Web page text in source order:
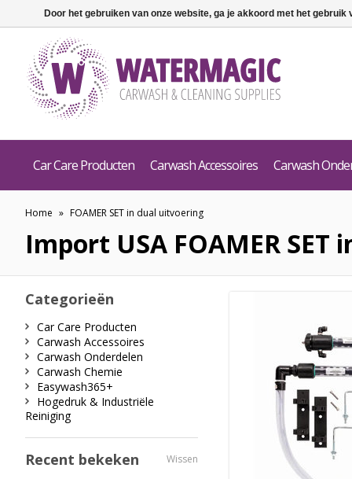
Car Care Producten Carwash Accessoires Carwash
Home » FOAMER SET in dual uitvoering
Import USA FOAMER
Categorieën
Car Care Producten
Carwash Accessoires
Carwash Onderdelen
Carwash Chemie
Easywash365+
Hogedruk & Industriële
Reiniging
Recent bekeken Wissen
Door het gebruiken van onze website, ga je akkoord met het